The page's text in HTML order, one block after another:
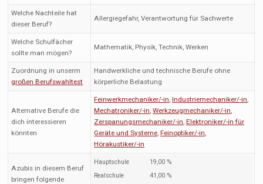
Welche Nachteile hat
dieser Beruf?
Allergiegefahr, Verantwortung für Sachwerte
Welche Schulfächer
sollte man mögen?
Mathematik, Physik, Technik, Werken
Zuordnung in unserm
großen Berufswahltest
Handwerkliche und technische Berufe ohne
körperliche Belastung
Alternative Berufe die
dich interessieren
könnten
Feinwerkmechaniker/-in,Industriemechaniker/-in,
Mechatroniker/-in,Werkzeugmechaniker/-in,
Zerspanungsmechaniker/-in,Elektroniker/-in für
Geräte und Systeme,Feinoptiker/-in,
Hörakustiker/-in
Azubis in diesem Beruf
bringen folgende
Hauptschule
19,00 %
Realschule
41,00 %